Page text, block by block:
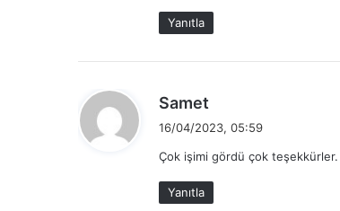
k
i
Yanıtla
Samet
k
i
16/04/2023, 05:59
Çok işimi gördü çok teşekkürler.
Yanıtla